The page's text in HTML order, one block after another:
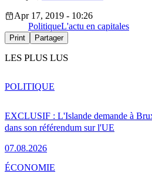
Apr 17, 2019 - 10:26
PolitiqueL'actu en capitales
Print Partager
LES PLUS LUS
EXCLUSIF : L'Islande demande à
dans son référendum sur l'UE
07.08.2026
POLITIQUE
ÉCONOMIE